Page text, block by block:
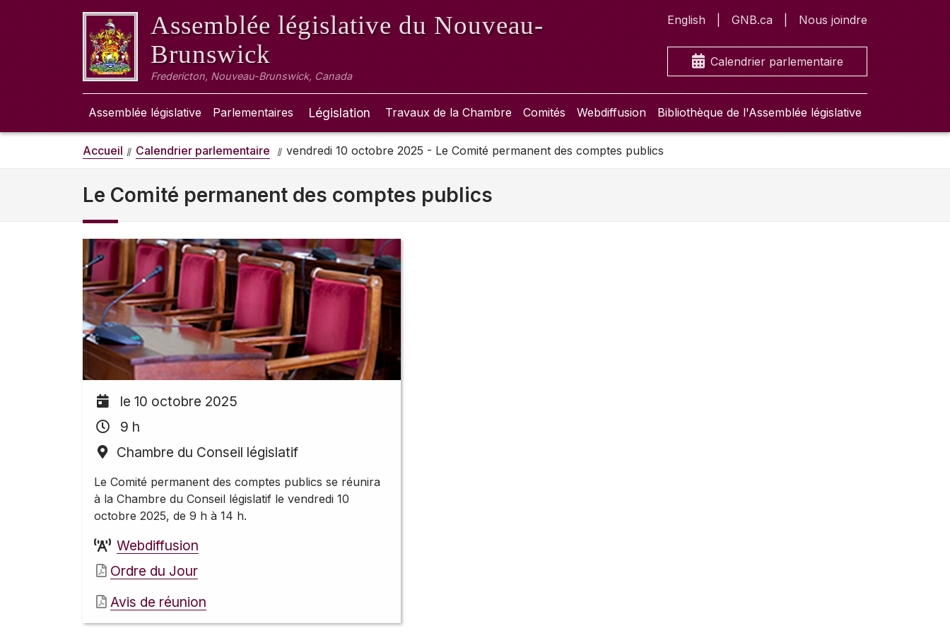
Assemblée législative du Nouveau-
Brunswick
Fredericton, Nouveau-Brunswick, Canada
English GNB.ca Nous joindre
Calendrier parlementaire
Assemblée législative Parlementaires Législation Travaux de la Chambre Comités Webdiffusion Bibliothèque de l'Assemblée législative
Accueil Calendrier parlementaire vendredi 10 octobre 2025 - Le Comité permanent des comptes publics
Le Comité permanent des comptes publics
le 10 octobre 2025
9 h
Chambre du Conseil législatif
Le Comité permanent des comptes publics se réunira
à la Chambre du Conseil législatif le vendredi 10
octobre 2025, de 9 h à 14 h.
Webdiffusion
Ordre du Jour
Avis de réunion